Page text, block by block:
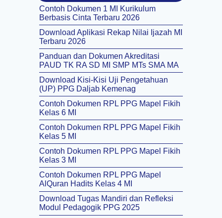
Contoh Dokumen 1 MI Kurikulum
Berbasis Cinta Terbaru 2026
Download Aplikasi Rekap Nilai Ijazah MI
Terbaru 2026
Panduan dan Dokumen Akreditasi
PAUD TK RA SD MI SMP MTs SMA MA
Download Kisi-Kisi Uji Pengetahuan
(UP) PPG Daljab Kemenag
Contoh Dokumen RPL PPG Mapel Fikih
Kelas 6 MI
Contoh Dokumen RPL PPG Mapel Fikih
Kelas 5 MI
Contoh Dokumen RPL PPG Mapel Fikih
Kelas 3 MI
Contoh Dokumen RPL PPG Mapel
AlQuran Hadits Kelas 4 MI
Download Tugas Mandiri dan Refleksi
Modul Pedagogik PPG 2025